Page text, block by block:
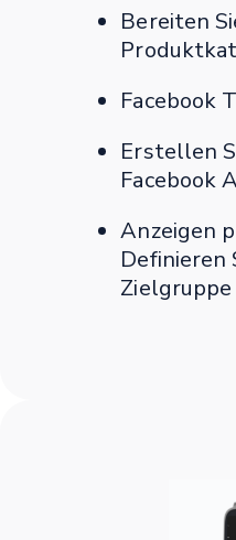
Bereiten
Facebook
Erstellen
Facebook
Anzeigen
Definieren